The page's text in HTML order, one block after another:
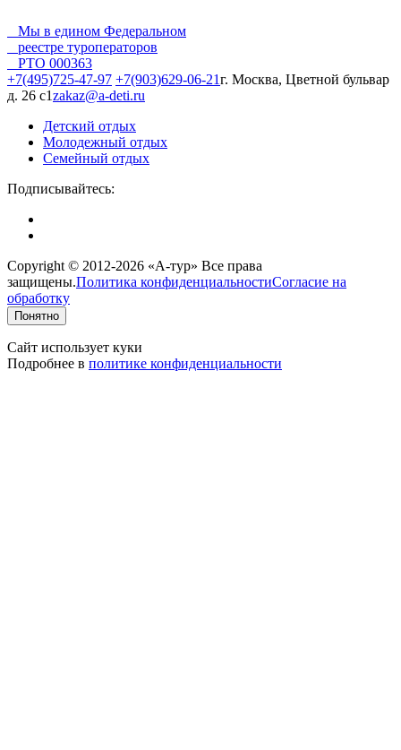
Мы в едином Федеральном
реестре туроператоров
РТО 000363
+7(495)725-47-97 +7(903)629-06-21г. Москва, Цветной бульвар
д. 26 с1zakaz@a-deti.ru
Детский отдых
Молодежный отдых
Семейный отдых
Подписывайтесь:
Copyright © 2012-2026 «А-тур» Все права
защищены.Политика конфиденциальностиСогласие на
обработку
Понятно
Сайт использует куки
Подробнее в политике конфиденциальности